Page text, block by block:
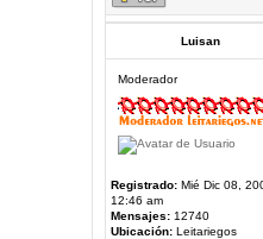
Luisan
Moderador
Registrado:Mié Dic 08,
12:46 am
Mensajes:12740
Ubicación:Leitariegos